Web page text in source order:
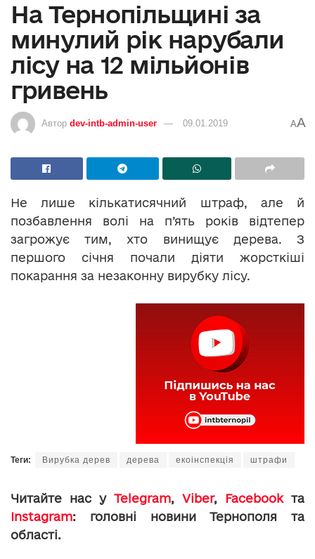
На Тернопільщині за
минулий рік нарубали
лісу на 12 мільйонів
гривень
Автор dev-intb-admin-user 09.01.2019 AA
Не лише кількатисячний штраф, але й
позбавлення волі на п’ять років відтепер
загрожує тим, хто винищує дерева. З
першого січня почали діяти жорсткіші
покарання за незаконну вирубку лісу.
Теги: Вирубка дерев дерева екоінспекція штрафи
Читайте нас у Telegram, Viber, Facebookта
Instagram: головні новини Тернополя та
області.